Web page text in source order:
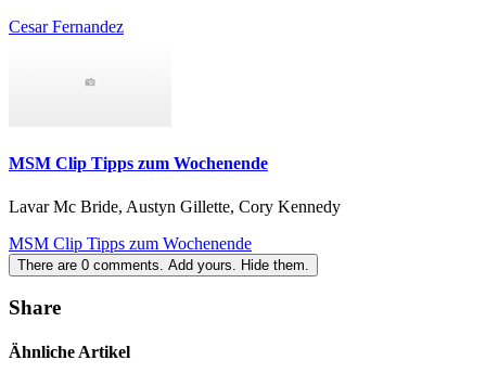
Cesar Fernandez
MSM Clip Tipps zum Wochenende
Lavar Mc Bride, Austyn Gillette, Cory Kennedy
MSM Clip Tipps zum Wochenende
There are 0 comments. Add yours. Hide them.
Share
Ähnliche Artikel